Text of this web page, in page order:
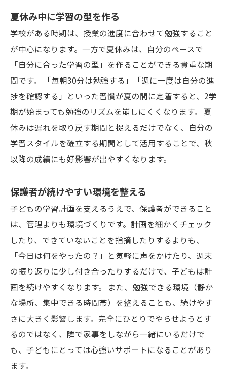
夏休み中に学習の型を作る
学校がある時期は、授業の進度に合わせて勉強すること
が中心になります。一方で夏休みは、自分のペースで
「自分に合った学習の型」を作ることができる貴重な期
間です。 「毎朝30分は勉強する」「週に一度は自分の進
捗を確認する」といった習慣が夏の間に定着すると、2学
期が始まっても勉強のリズムを崩しにくくなります。 夏
休みは遅れを取り戻す期間と捉えるだけでなく、自分の
学習スタイルを確立する期間として活用することで、秋
以降の成績にも好影響が出やすくなります。
保護者が続けやすい環境を整える
子どもの学習計画を支えるうえで、保護者ができること
は、管理よりも環境づくりです。計画を細かくチェック
したり、できていないことを指摘したりするよりも、
「今日は何をやったの？」と気軽に声をかけたり、週末
の振り返りに少し付き合ったりするだけで、子どもは計
画を続けやすくなります。 また、勉強できる環境（静か
な場所、集中できる時間帯）を整えることも、続けやす
さに大きく影響します。完全にひとりでやらせようとす
るのではなく、隣で家事をしながら一緒にいるだけで
も、子どもにとっては心強いサポートになることがあり
ます。